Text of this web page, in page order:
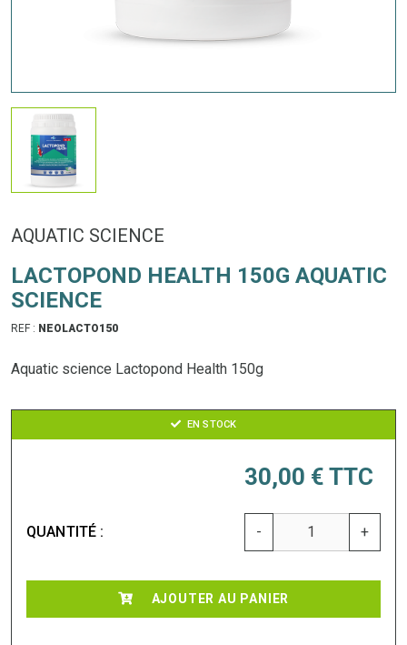
AQUATIC SCIENCE
LACTOPOND HEALTH 150G AQUATIC
SCIENCE
REF : NEOLACTO150
Aquatic science Lactopond Health 150g
EN STOCK
30,00 € TTC
QUANTITÉ : - +
AJOUTER AU PANIER